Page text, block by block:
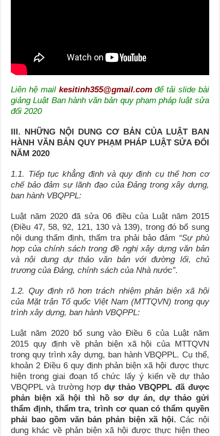
Liên hệ mail kesitinh355@gmail.com để tải slide bài
giảng Luật Ban hành văn bản quy phạm pháp luật sửa
đổi 2020
III. NHỮNG NỘI DUNG CƠ BẢN CỦA LUẬT BAN
HÀNH VĂN BẢN QUY PHẠM PHÁP LUẬT SỬA ĐỔI
NĂM 2020
1.1. Tiếp tục khẳng định và quy định cụ thể hơn cơ
chế bảo đảm sự lãnh đạo của Đảng trong xây dựng,
ban hành VBQPPL:
Luật năm 2020 đã sửa 06 điều của Luật năm 2015
(Điều 47, 58, 92, 121, 130 và 139), trong đó bổ sung
nội dung thẩm định, thẩm tra phải bảo đảm “Sự phù
hợp của chính sách trong đề nghị xây dựng văn bản
và nội dung dự thảo văn bản với đường lối, chủ
trương của Đảng, chính sách của Nhà nước”.
1.2. Quy định rõ hơn trách nhiệm phản biện xã hội
của Mặt trận Tổ quốc Việt Nam (MTTQVN) trong quy
trình xây dựng, ban hành VBQPPL:
Luật năm 2020 bổ sung vào Điều 6 của Luật năm
2015 quy định về phản biện xã hội của MTTQVN
trong quy trình xây dựng, ban hành VBQPPL. Cụ thể,
khoản 2 Điều 6 quy định phản biện xã hội được thực
hiện trong giai đoạn tổ chức lấy ý kiến về dự thảo
VBQPPL và trường hợp dự thảoVBQPPL đã được
phản biện xã hội thì hồ sơ dự án, dự thảo gửi
thẩm định, thẩm tra, trình cơ quan có thẩm quyền
phải bao gồm văn bản phản biện xã hội. Các nội
dung khác về phản biện xã hội được thực hiện theo